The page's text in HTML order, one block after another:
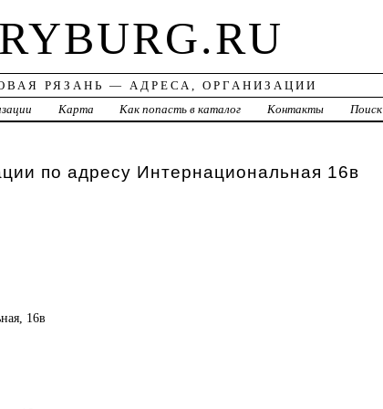
RYBURG.RU
РЯЗАНЬ — АДРЕСА, ОРГАНИЗАЦИИ
Карта Как попасть в каталог Контакты Поиск
по адресу Интернациональная 16в
16в